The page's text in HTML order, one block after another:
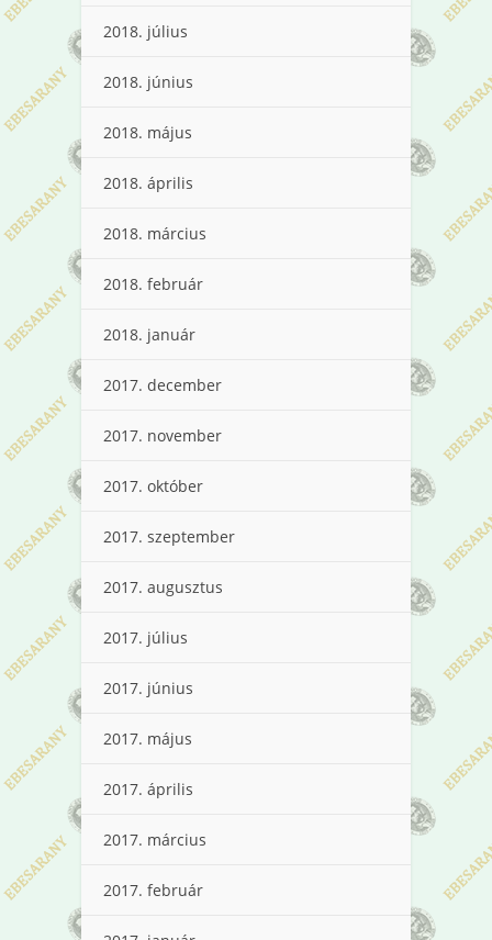
2018. július
2018. június
2018. május
2018. április
2018. március
2018. február
2018. január
2017. december
2017. november
2017. október
2017. szeptember
2017. augusztus
2017. július
2017. június
2017. május
2017. április
2017. március
2017. február